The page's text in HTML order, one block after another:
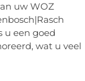
uw WOZ
u een goed
wat u veel